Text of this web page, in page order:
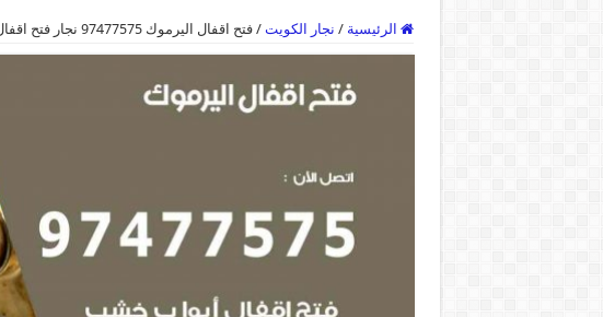
الرئيسية / نجار الكويت / فتح اقفال اليرموك 97477575 نجار فتح اقفال ابواب وتجوري وسيارات